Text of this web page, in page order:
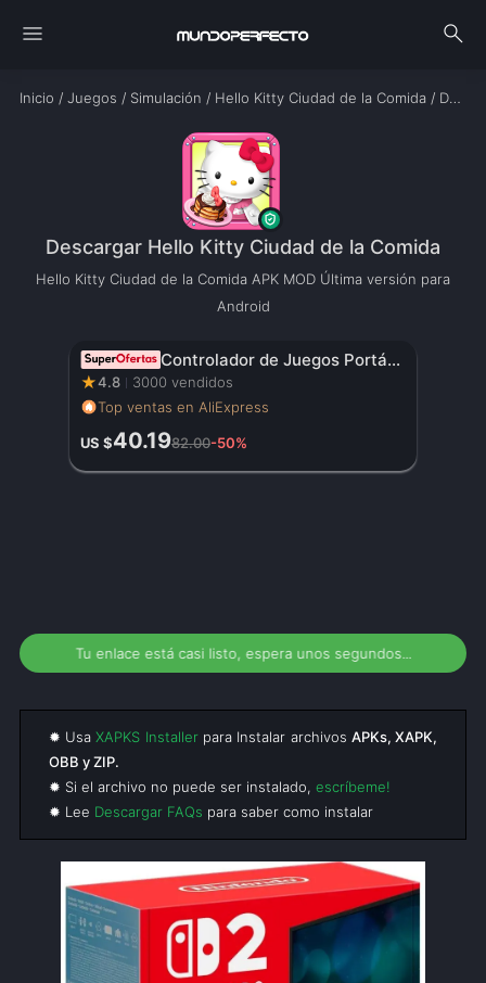
menu search
Inicio / Juegos / Simulación / Hello Kitty Ciudad de la Comida/ Download
Descargar Hello Kitty Ciudad de la Comida
Hello Kitty Ciudad de la Comida APK MOD Última versión para
Android
Controlador de Juegos Portátil Original con Pantalla HD de 3.5 Pulgadas, Batería Recargable – Regalo de Navidad Perfecto para Gamers
★4.8
3000 vendidos
Top ventas en AliExpress
US $40.1982.00-50%
Tu enlace está casi listo, espera unos segundos...
✹ UsaXAPKS Installerpara Instalar archivos APKs, XAPK,
OBB y ZIP.
✹ Si el archivo no puede ser instalado, escríbeme!
✹ Lee Descargar FAQs para saber como instalar